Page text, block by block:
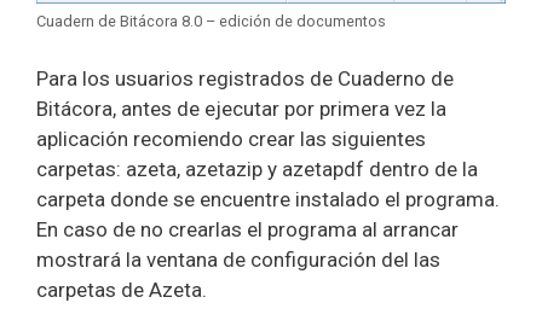
Cuadern de Bitácora 8.0 – edición de documentos
Para los usuarios registrados de Cuaderno de
Bitácora, antes de ejecutar por primera vez la
aplicación recomiendo crear las siguientes
carpetas: azeta, azetazip y azetapdf dentro de la
carpeta donde se encuentre instalado el programa.
En caso de no crearlas el programa al arrancar
mostrará la ventana de configuración del las
carpetas de Azeta.